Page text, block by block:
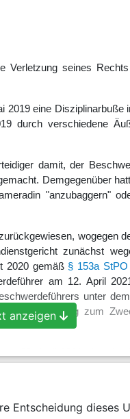
Verletzung seines
eine
durch verschiedene
damit, der
Demgegenüber
"anzubaggern"
wogegen
zunächst
2020 gemäß § 153a StPO
am 12. April
unter
Verhandlung zum
Beschwerde
der schriftlichen
anzeigen
Entscheidung dieses